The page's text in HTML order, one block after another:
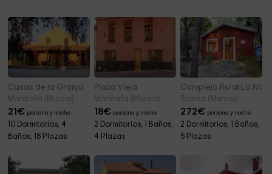
Skatepark La Cruz. Ministros Del Aire 0,8 km
Cementerio Nuestra Señora del Carmen 1,2 km
Iglesia Tiempo De Restauracion 1,2 km
Framusa 1,6 km
Aeroclub Totana 4,8 km
Parroquia Santa María la Real
Casas de la Granja
Moratalla (Murcia)
21€ persona y noche
10 Dormitorios, 4
Baños, 18 Plazas
Plaza Vieja
Moratalla (Murcia)
18€ persona y noche
2 Dormitorios, 1 Baños,
4 Plazas
Complejo Rural La
Blanca (Murcia)
272€ persona y noche
2 Dormitorios, 1 Baños,
5 Plazas